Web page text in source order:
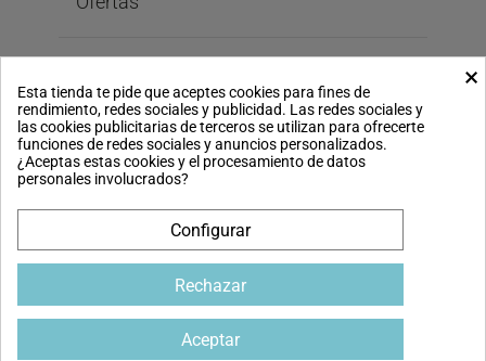
Legal
Pago seguro
×
Esta tienda te pide que aceptes cookies para fines de
rendimiento, redes sociales y publicidad. Las redes sociales y
las cookies publicitarias de terceros se utilizan para ofrecerte
funciones de redes sociales y anuncios personalizados.
¿Aceptas estas cookies y el procesamiento de datos
personales involucrados?
Configurar
Rechazar
Aceptar